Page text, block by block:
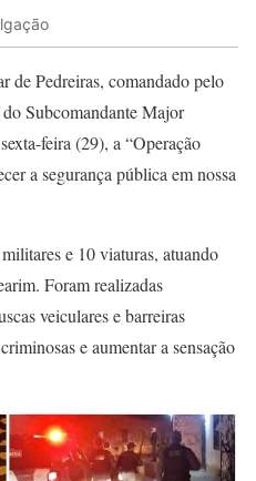
de Pedreiras, comandado pelo
Subcomandante Major
feira (29), a “Operação
a segurança pública em nossa
e 10 viaturas, atuando
Foram realizadas
veiculares e barreiras
e aumentar a sensação